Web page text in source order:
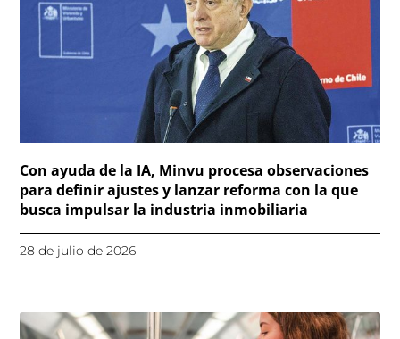
Con ayuda de la IA, Minvu procesa observaciones
para definir ajustes y lanzar reforma con la que
busca impulsar la industria inmobiliaria
28 de julio de 2026